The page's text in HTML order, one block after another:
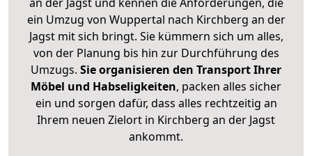
ein Umzug von Wuppertal nach Kirchberg an der
Jagst mit sich bringt. Sie kümmern sich um alles,
von der Planung bis hin zur Durchführung des
Umzugs. Sie organisieren den Transport Ihrer
Möbel und Habseligkeiten, packen alles sicher
ein und sorgen dafür, dass alles rechtzeitig an
Ihrem neuen Zielort in Kirchberg an der Jagst
ankommt.